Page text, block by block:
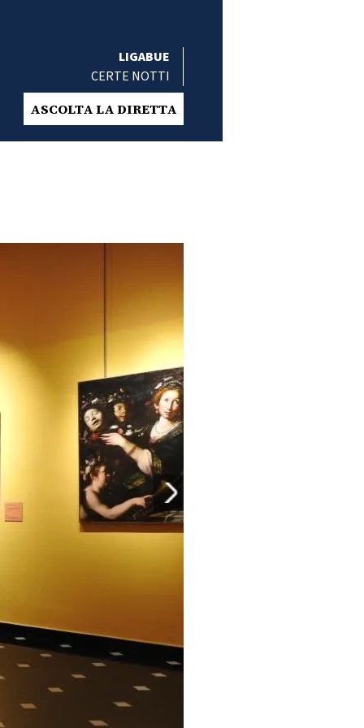
LIGABUE
CERTE NOTTI
ASCOLTA LA DIRETTA